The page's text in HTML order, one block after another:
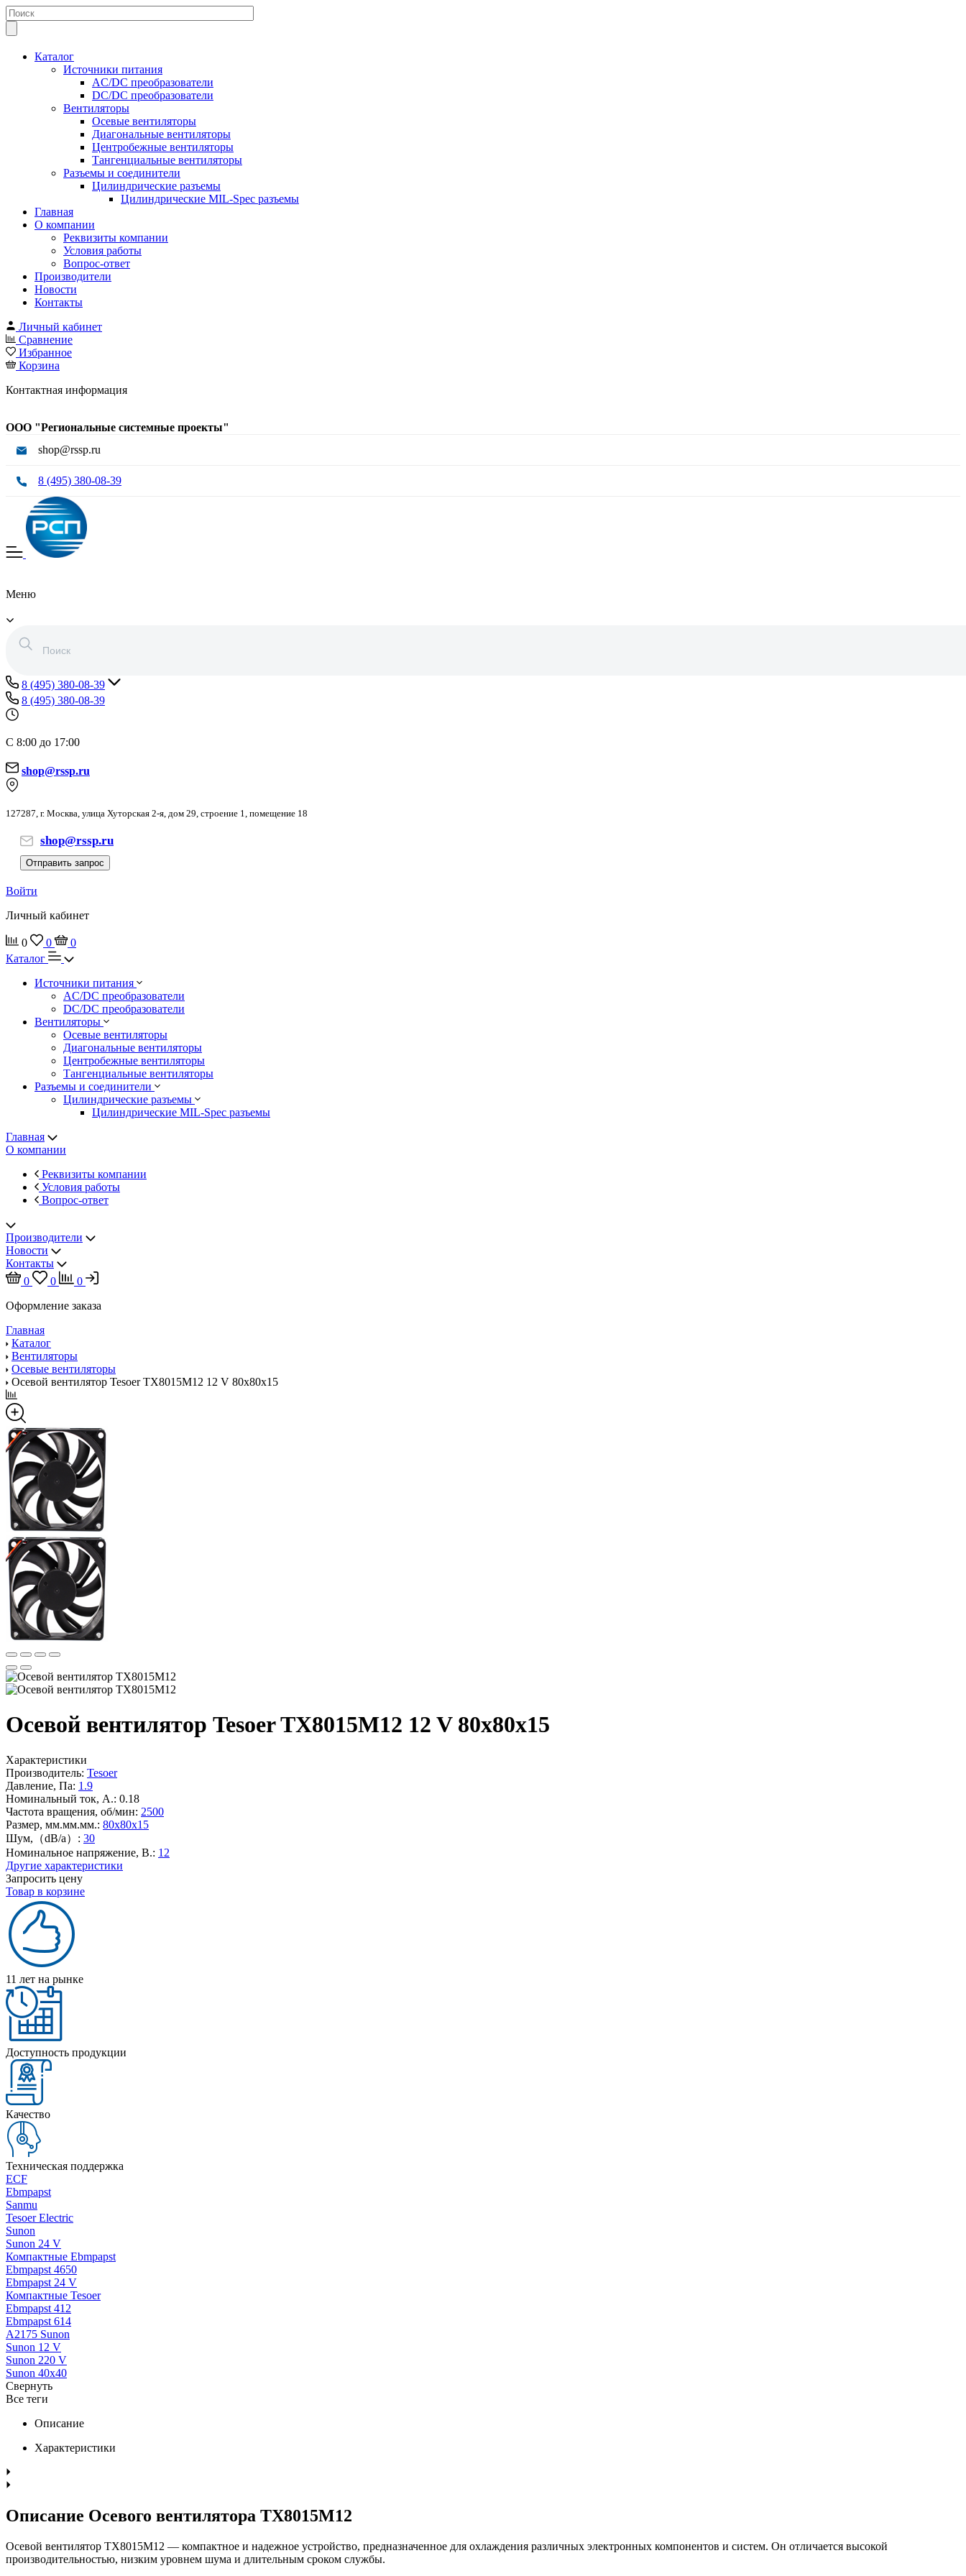
Каталог
Источники питания
AC/DC преобразователи
DC/DC преобразователи
Вентиляторы
Осевые вентиляторы
Диагональные вентиляторы
Центробежные вентиляторы
Тангенциальные вентиляторы
Разъемы и соединители
Цилиндрические разъемы
Цилиндрические MIL-Spec разъемы
Главная
О компании
Реквизиты компании
Условия работы
Вопрос-ответ
Производители
Новости
Контакты
Личный кабинет
Сравнение
Избранное
Корзина
Контактная информация
ООО "Региональные системные проекты"
shop@rssp.ru
8 (495) 380-08-39
Меню
8 (495) 380-08-39
8 (495) 380-08-39
С 8:00 до 17:00
shop@rssp.ru
127287, г. Москва, улица Хуторская 2-я, дом 29, строение 1, помещение 18
shop@rssp.ru
Отправить запрос
Войти
Личный кабинет
0 0
0
Каталог
Источники питания
AC/DC преобразователи
DC/DC преобразователи
Вентиляторы
Осевые вентиляторы
Диагональные вентиляторы
Центробежные вентиляторы
Тангенциальные вентиляторы
Разъемы и соединители
Цилиндрические разъемы
Цилиндрические MIL-Spec разъемы
Главная
О компании
Реквизиты компании
Условия работы
Вопрос-ответ
Производители
Новости
Контакты
0
0
0
Оформление заказа
Главная
Каталог
Вентиляторы
Осевые вентиляторы
Осевой вентилятор Tesoer TX8015M12 12 V 80x80x15
Осевой вентилятор Tesoer TX8015M12 12 V 80x80x15
Характеристики
Производитель: Tesoer
Давление, Па: 1.9
Номинальный ток, А.: 0.18
Частота вращения, об/мин: 2500
Размер, мм.мм.мм.: 80x80x15
Шум,（dB/a）: 30
Номинальное напряжение, В.: 12
Другие характеристики
Запросить цену
Товар в корзине
11 лет на рынке
Доступность продукции
Качество
Техническая поддержка
ECF
Ebmpapst
Sanmu
Tesoer Electric
Sunon
Sunon 24 V
Компактные Ebmpapst
Ebmpapst 4650
Ebmpapst 24 V
Компактные Tesoer
Ebmpapst 412
Ebmpapst 614
A2175 Sunon
Sunon 12 V
Sunon 220 V
Sunon 40x40
Свернуть
Все теги
Описание
Характеристики
Описание Осевого вентилятора TX8015M12
Осевой вентилятор TX8015M12 — компактное и надежное устройство, предназначенное для охлаждения различных электронных компонентов и систем. Он отличается высокой
производительностью, низким уровнем шума и длительным сроком службы.